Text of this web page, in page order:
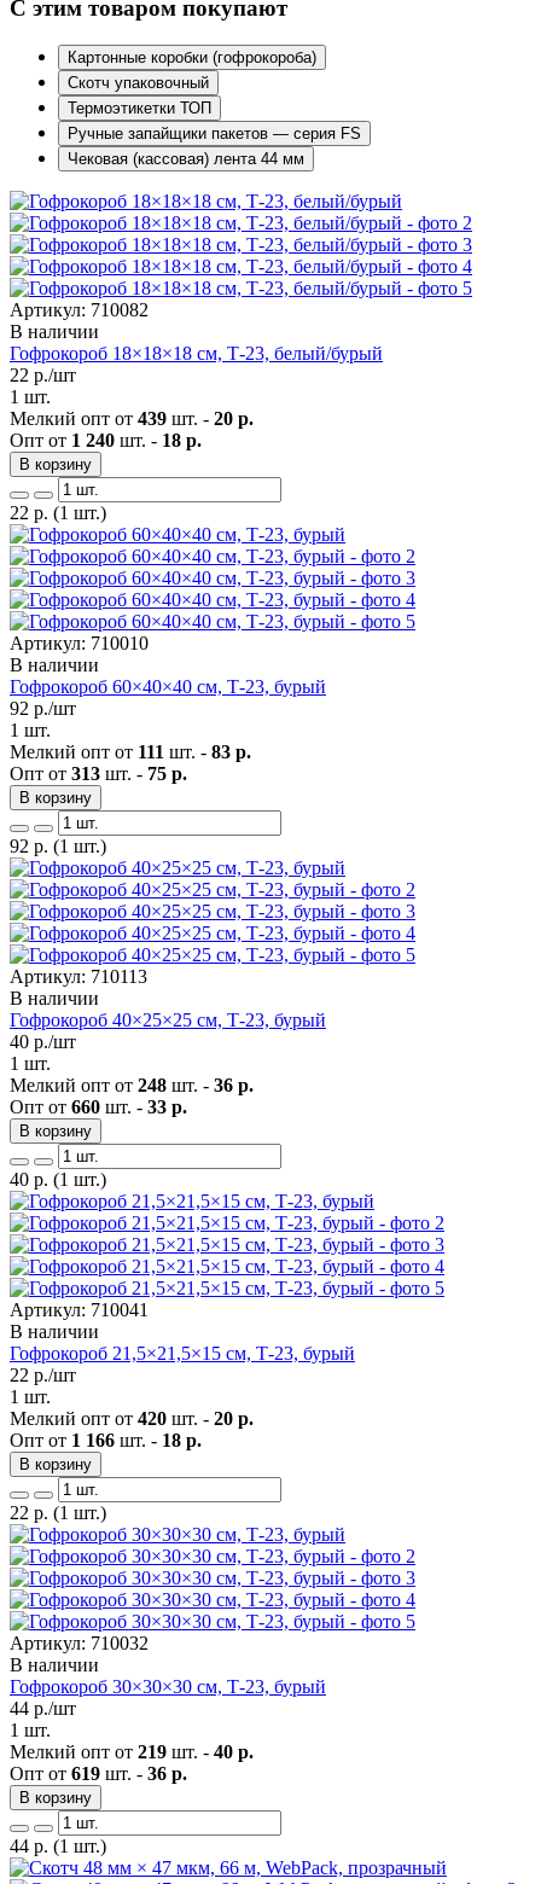
С этим товаром покупают
Картонные коробки (гофрокороба)
Скотч упаковочный
Термоэтикетки ТОП
Ручные запайщики пакетов — серия FS
Чековая (кассовая) лента 44 мм
Артикул: 710082
В наличии
Гофрокороб 18×18×18 см, Т-23, белый/бурый
22 р./шт
1 шт.
Мелкий опт от 439 шт. - 20 р.
Опт от 1 240 шт. - 18 р.
В корзину
22 р. (1 шт.)
Артикул: 710010
В наличии
Гофрокороб 60×40×40 см, Т-23, бурый
92 р./шт
1 шт.
Мелкий опт от 111 шт. - 83 р.
Опт от 313 шт. - 75 р.
В корзину
92 р. (1 шт.)
Артикул: 710113
В наличии
Гофрокороб 40×25×25 см, Т-23, бурый
40 р./шт
1 шт.
Мелкий опт от 248 шт. - 36 р.
Опт от 660 шт. - 33 р.
В корзину
40 р. (1 шт.)
Артикул: 710041
В наличии
Гофрокороб 21,5×21,5×15 см, Т-23, бурый
22 р./шт
1 шт.
Мелкий опт от 420 шт. - 20 р.
Опт от 1 166 шт. - 18 р.
В корзину
22 р. (1 шт.)
Артикул: 710032
В наличии
Гофрокороб 30×30×30 см, Т-23, бурый
44 р./шт
1 шт.
Мелкий опт от 219 шт. - 40 р.
Опт от 619 шт. - 36 р.
В корзину
44 р. (1 шт.)